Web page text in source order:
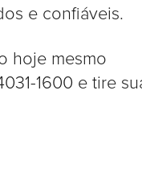
e confiáveis.
hoje mesmo
1600 e tire